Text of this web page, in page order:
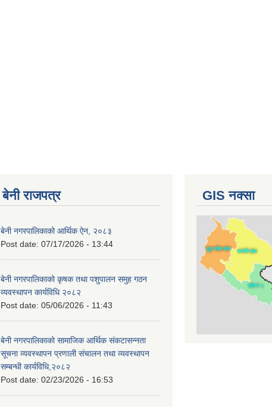
बेनी राजपत्र
बेनी नगरपालिकाको आर्थिक ऐन, २०८३
Post date: 07/17/2026 - 13:44
बेनी नगरपालिकाको कृषक तथा पशुपालन समुह गठन
व्यवस्थापन कार्यविधि २०८२
Post date: 05/06/2026 - 11:43
बेनी नगरपालिकाको सामाजिक आर्थिक संकटासन्नता
सूचना व्यवस्थापन प्रणाली संचालन तथा व्यवस्थापन
सम्बन्धी कार्यविधि,२०८२
Post date: 02/23/2026 - 16:53
GIS नक्सा